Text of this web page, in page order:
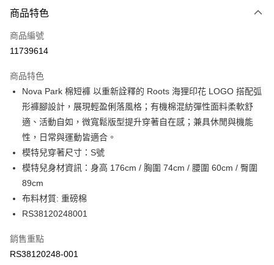
信用卡一次付款
信用卡分期付款
合作金庫商業銀行
華南商業銀行
彰化商業銀行
上海商業儲蓄銀行
台北富邦商業銀行
國泰世華商業銀行
兆豐國際商業銀行
臺灣中小企業銀行
匯豐（台灣）商業銀行
聯邦商業銀行
元大商業銀行
永豐商業銀行
玉山商業銀行
台新國際商業銀行
台灣樂天信用卡公司
6 期 0 利率 每期
華南商業銀行
彰化商業銀行
上海商業儲蓄銀行
台北富邦商業銀行
國泰世華商業銀行
臺灣中小企業銀行
匯豐（台灣）商業銀行
華泰商業銀行
玉山商業銀行
台新國際商業銀行
LINE Pay
Apple Pay
街口支付
運送方式
限時免運活動
免運費
限時運費優惠-離島
每筆NT$100
商品特色
商品編號
11739614
商品特色
Nova Park 棉短褲 以重新詮釋的 Roots 海狸印花 LOGO 搭配弧
形褲腳設計，展現輕盈俐落風格；有機棉混紡彈性面料柔軟舒
適、活動自如，微寬鬆版型提升穿著自在感；兼具休閒與機能
性，日常與運動皆適合。
模特兒穿著尺寸：S號
模特兒身材資訊：身高 176cm / 胸圍 74cm / 腰圍 60cm / 臀圍
89cm
布料材質: 重磅棉
RS38120248001
銷售重點
RS38120248-001